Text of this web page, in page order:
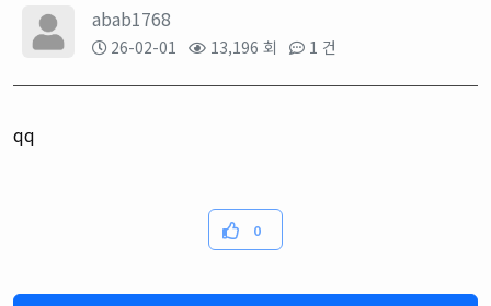
abab1768
26-02-01 13,196 회 1 건
qq
0